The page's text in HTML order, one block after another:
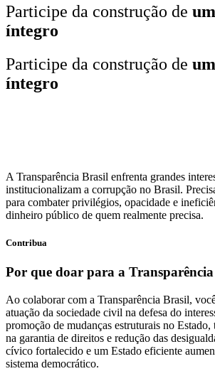
Participe da construção de
íntegro
Participe da construção de
íntegro
A Transparência Brasil enfrenta grandes
institucionalizam a corrupção no Brasil.
para combater privilégios, opacidade e
dinheiro público de quem realmente precisa.
Contribua
Por que doar para a
Ao colaborar com a Transparência Brasil,
atuação da sociedade civil na defesa do
promoção de mudanças estruturais no
na garantia de direitos e redução das
cívico fortalecido e um Estado eficiente
sistema democrático.